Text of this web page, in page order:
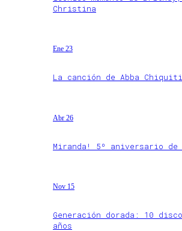
Christina
Ene 23
La canción de Abba
Abr 26
Miranda! 5º aniversario de
Nov 15
Generación dorada: 10
años